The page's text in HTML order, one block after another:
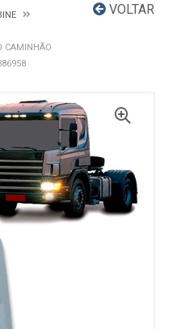
VOLTAR
CAMINHÃO